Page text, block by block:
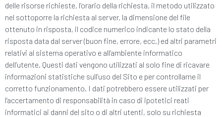
delle risorse richieste, l’orario della richiesta, il metodo utilizzato
nel sottoporre la richiesta al server, la dimensione del file
ottenuto in risposta, il codice numerico indicante lo stato della
risposta data dal server (buon fine, errore, ecc.) ed altri parametri
relativi al sistema operativo e all’ambiente informatico
dell’utente. Questi dati vengono utilizzati al solo fine di ricavare
informazioni statistiche sull’uso del Sito e per controllarne il
corretto funzionamento. I dati potrebbero essere utilizzati per
l’accertamento di responsabilità in caso di ipotetici reati
informatici ai danni del sito o di altri utenti, solo su richiesta